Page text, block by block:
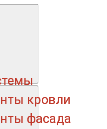
кровли
фасада
кровли
фасада